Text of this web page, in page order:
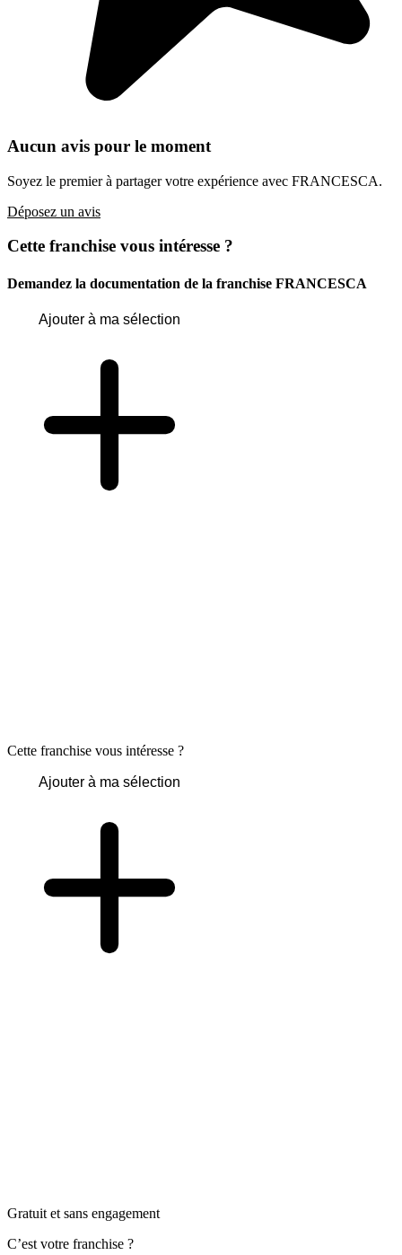
Aucun avis pour le moment
Soyez le premier à partager votre expérience avec FRANCESCA.
Déposez un avis
Cette franchise vous intéresse ?
Demandez la documentation de la franchise FRANCESCA
Ajouter à ma sélection
Cette franchise vous intéresse ?
Ajouter à ma sélection
Gratuit et sans engagement
C’est votre franchise ?